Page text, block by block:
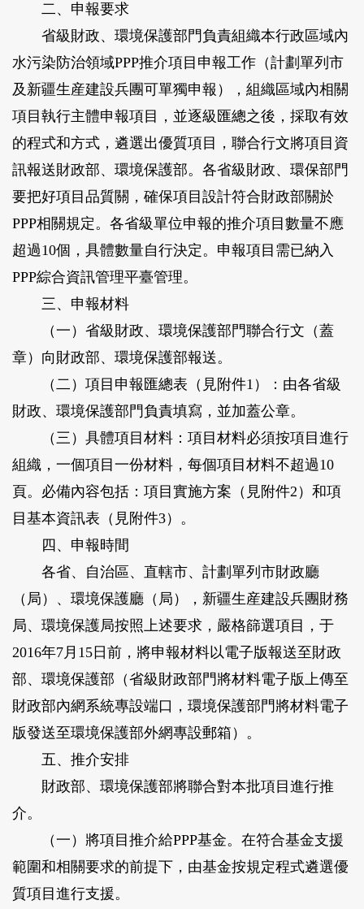
二、申報要求
省級財政、環境保護部門負責組織本行政區域內
水污染防治領域PPP推介項目申報工作（計劃單列市
及新疆生産建設兵團可單獨申報），組織區域內相關
項目執行主體申報項目，並逐級匯總之後，採取有效
的程式和方式，遴選出優質項目，聯合行文將項目資
訊報送財政部、環境保護部。各省級財政、環保部門
要把好項目品質關，確保項目設計符合財政部關於
PPP相關規定。各省級單位申報的推介項目數量不應
超過10個，具體數量自行決定。申報項目需已納入
PPP綜合資訊管理平臺管理。
三、申報材料
（一）省級財政、環境保護部門聯合行文（蓋
章）向財政部、環境保護部報送。
（二）項目申報匯總表（見附件1）：由各省級
財政、環境保護部門負責填寫，並加蓋公章。
（三）具體項目材料：項目材料必須按項目進行
組織，一個項目一份材料，每個項目材料不超過10
頁。必備內容包括：項目實施方案（見附件2）和項
目基本資訊表（見附件3）。
四、申報時間
各省、自治區、直轄市、計劃單列市財政廳
（局）、環境保護廳（局），新疆生産建設兵團財務
局、環境保護局按照上述要求，嚴格篩選項目，于
2016年7月15日前，將申報材料以電子版報送至財政
部、環境保護部（省級財政部門將材料電子版上傳至
財政部內網系統專設端口，環境保護部門將材料電子
版發送至環境保護部外網專設郵箱）。
五、推介安排
財政部、環境保護部將聯合對本批項目進行推
介。
（一）將項目推介給PPP基金。在符合基金支援
範圍和相關要求的前提下，由基金按規定程式遴選優
質項目進行支援。